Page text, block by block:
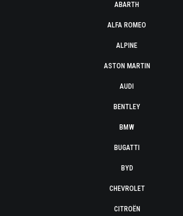
ABARTH
ALFA ROMEO
ALPINE
ASTON MARTIN
AUDI
BENTLEY
BMW
BUGATTI
BYD
CHEVROLET
CITROËN